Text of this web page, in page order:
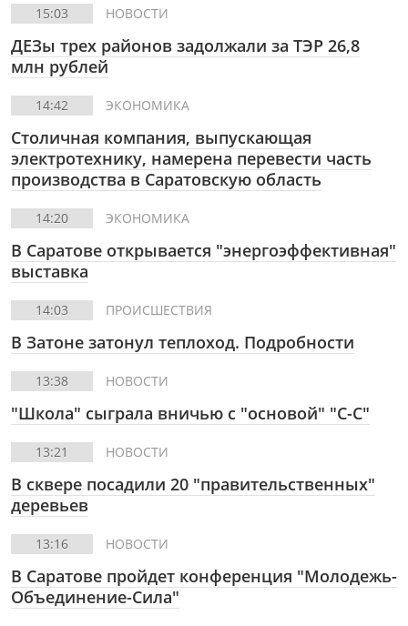
15:03 НОВОСТИ
ДЕЗы трех районов задолжали за ТЭР 26,8
млн рублей
14:42 ЭКОНОМИКА
Столичная компания, выпускающая
электротехнику, намерена перевести часть
производства в Саратовскую область
14:20 ЭКОНОМИКА
В Саратове открывается "энергоэффективная"
выставка
14:03 ПРОИСШЕСТВИЯ
В Затоне затонул теплоход. Подробности
13:38 НОВОСТИ
"Школа" сыграла вничью с "основой" "С-С"
13:21 НОВОСТИ
В сквере посадили 20 "правительственных"
деревьев
13:16 НОВОСТИ
В Саратове пройдет конференция "Молодежь-
Объединение-Сила"